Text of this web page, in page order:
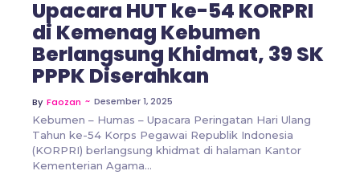
Upacara HUT ke-54 KORPRI
di Kemenag Kebumen
Berlangsung Khidmat, 39 SK
PPPK Diserahkan
By Faozan ~ Desember 1, 2025
Kebumen – Humas – Upacara Peringatan Hari Ulang
Tahun ke-54 Korps Pegawai Republik Indonesia
(KORPRI) berlangsung khidmat di halaman Kantor
Kementerian Agama...